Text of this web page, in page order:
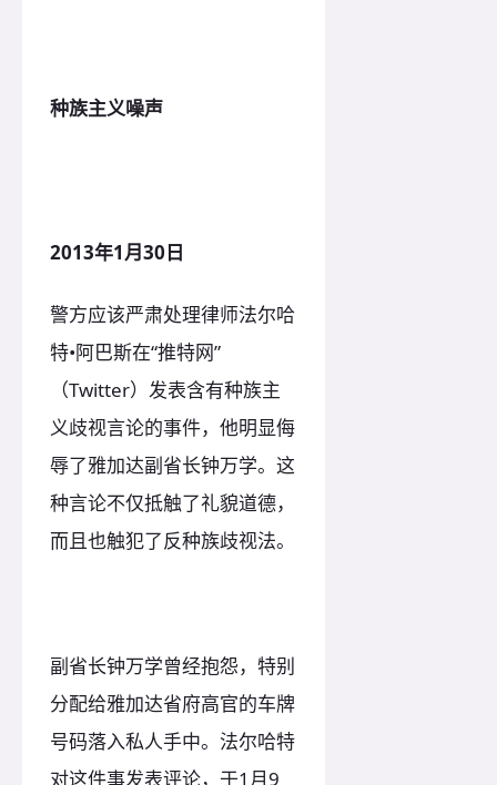
种族主义噪声
2013年1月30日
警方应该严肃处理律师法尔哈
特•阿巴斯在“推特网”
（Twitter）发表含有种族主
义歧视言论的事件，他明显侮
辱了雅加达副省长钟万学。这
种言论不仅抵触了礼貌道德，
而且也触犯了反种族歧视法。
副省长钟万学曾经抱怨，特别
分配给雅加达省府高官的车牌
号码落入私人手中。法尔哈特
对这件事发表评论，于1月9